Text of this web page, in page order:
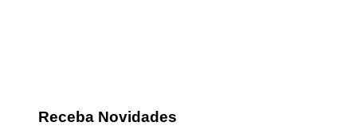
Receba Novidades